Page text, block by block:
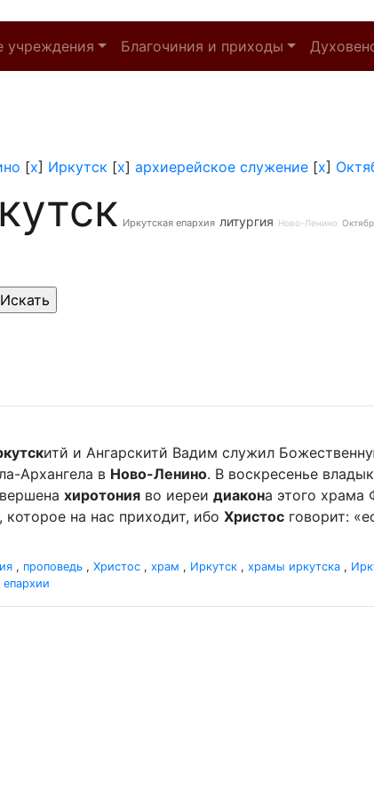
учреждения Благочиния и приходы
[x] Иркутск [x] архиерейское служение [x]
Иркутская епархия литургия Ново-Ленино
итй и Ангарскитй Вадим служил
Архангела в Ново-Ленино. В воскресенье
хиротония во иереи диакона этого храма
на нас приходит, ибо Христос говорит:
, проповедь , Христос , храм , Иркутск , храмы иркутска ,